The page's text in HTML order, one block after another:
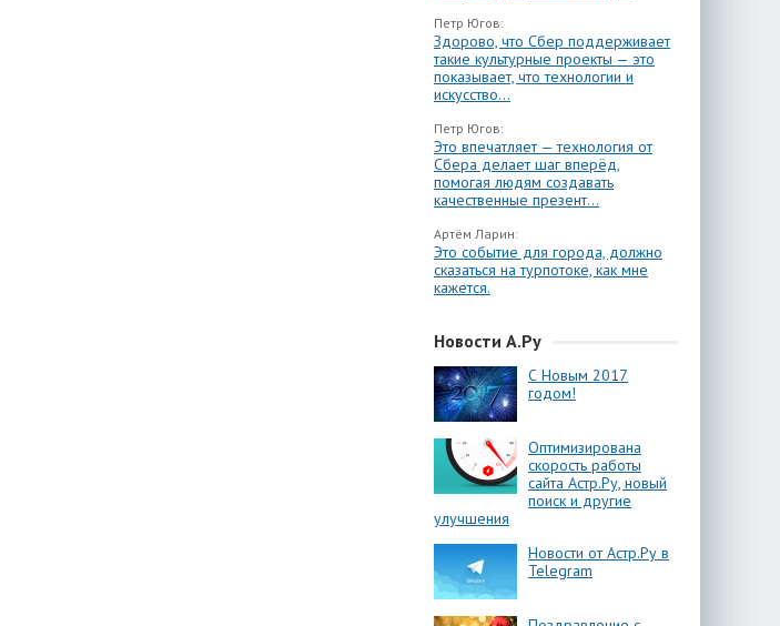
Петр Югов:
Здорово, что Сбер поддерживает
такие культурные проекты — это
показывает, что технологии и
искусство...
Петр Югов:
Это впечатляет — технология от
Сбера делает шаг вперёд,
помогая людям создавать
качественные презент...
Артём Ларин:
Это событие для города, должно
сказаться на турпотоке, как мне
кажется.
Новости А.Ру
С Новым 2017
годом!
Оптимизирована
скорость работы
сайта Астр.Ру, новый
поиск и другие
улучшения
Новости от Астр.Ру в
Telegram